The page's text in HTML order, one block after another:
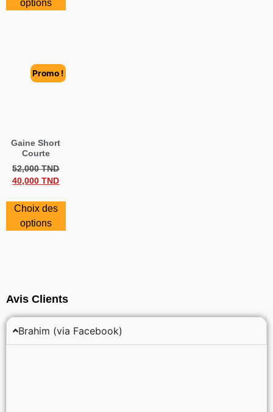
options
Promo !
Gaine Short
Courte
52,000TND
40,000TND
Choix des
options
Avis Clients
Brahim (via Facebook)